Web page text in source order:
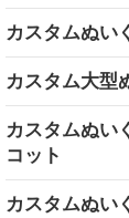
カスタムぬい
カスタム大型
カスタムぬい
コット
カスタムぬい